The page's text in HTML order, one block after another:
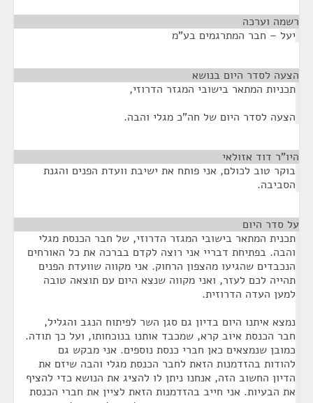
רשמה וערכה
יעל – חבר המתרגמים בע"מ
הצעה לסדר היום בנושא
תכניות המתאר בישובי המגזר הדרוזי,
הצעה לסדר היום של חה"כ מגלי והבה.
היו"ר דוד אזולאי
בוקר טוב לכולם, אני פותח את ישיבת וועדת הפנים והגנת
הסביבה.
על סדר היום
תכנית המתאר בישובי המגזר הדרוזי, של חבר הכנסת מגלי
והבה. בפתיחת דבריי אני רוצה לקדם בברכה את כל האורחים
הנכבדים שהגיעו מהצפון הרחוק. אני מקווה שוועדת הפנים
תהייה לכם לעזר, ואני מקווה שנצא היום עם תוצאה טובה
למען העדה הדרוזית.
נמצא איתנו היום בדיון גם סגן השר לפיתוח הנגב והגליל,
חבר הכנסת איוב קרא, שמכבד אותנו בנוכחותו, ועל כך תודה.
כמובן שנמצאים כאן חברי כנסת נוספים. אני מבקש גם
להודות בהזדמנות הזאת לחבר הכנסת מגלי והבה שיזם את
הדיון החשוב הזה, אנחנו ניתן לו להציג את הנושא כדי להציף
את הבעיות. אני חייב בהזדמנות הזאת לציין את חברי הכנסת